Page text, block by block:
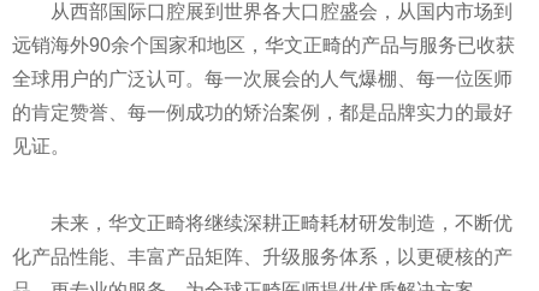
从西部国际口腔展到世界各大口腔盛会，从国内市场到
远销海外90余个国家和地区，华文正畸的产品与服务已收获
全球用户的广泛认可。每一次展会的人气爆棚、每一位医师
的肯定赞誉、每一例成功的矫治案例，都是品牌实力的最好
见证。
未来，华文正畸将继续深耕正畸耗材研发制造，不断优
化产品性能、丰富产品矩阵、升级服务体系，以更硬核的产